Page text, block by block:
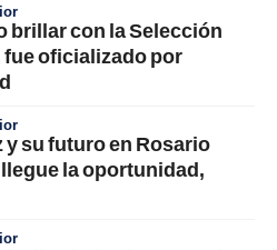
brillar con la Selección
oficializado por
su futuro en Rosario
la oportunidad,